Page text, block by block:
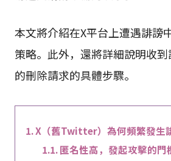
本文將介紹在X平台上遭遇誹謗
策略。此外，還將詳細說明收
的刪除請求的具體步驟。
X（舊Twitter）為何頻繁發生
匿名性高，發起攻擊的門